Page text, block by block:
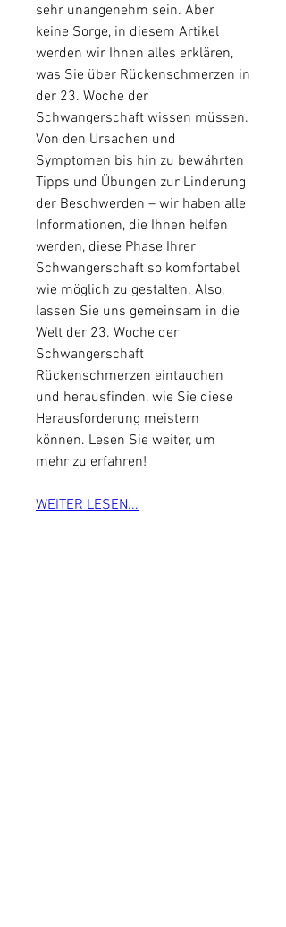
sehr unangenehm sein. Aber
keine Sorge, in diesem Artikel
werden wir Ihnen alles erklären,
was Sie über Rückenschmerzen in
der 23. Woche der
Schwangerschaft wissen müssen.
Von den Ursachen und
Symptomen bis hin zu bewährten
Tipps und Übungen zur Linderung
der Beschwerden – wir haben alle
Informationen, die Ihnen helfen
werden, diese Phase Ihrer
Schwangerschaft so komfortabel
wie möglich zu gestalten. Also,
lassen Sie uns gemeinsam in die
Welt der 23. Woche der
Schwangerschaft
Rückenschmerzen eintauchen
und herausfinden, wie Sie diese
Herausforderung meistern
können. Lesen Sie weiter, um
mehr zu erfahren!
WEITER LESEN...